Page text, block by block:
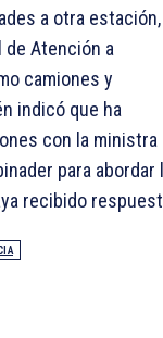
a otra estación,
Atención a
camiones y
indicó que ha
con la ministra
para abordar
recibido